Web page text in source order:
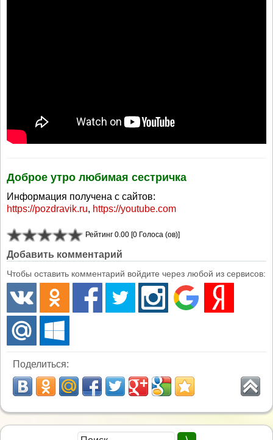
Доброе утро любимая сестричка
Информация получена с сайтов:
https://pozdravik.ru, https://youtube.com
Рейтинг 0.00 [0 Голоса (ов)]
Добавить комментарий
Чтобы оставить комментарий войдите через любой из сервисов:
Поделиться: